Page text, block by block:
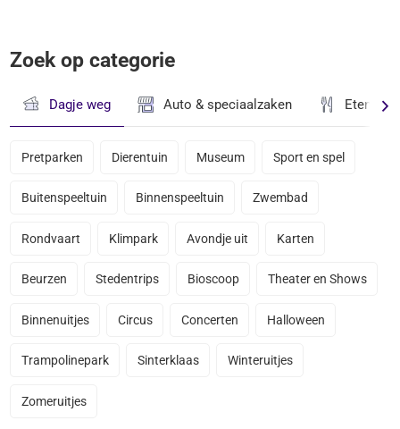
Zoek op categorie
Dagje weg Auto & speciaalzaken Eten &
Pretparken Dierentuin Museum Sport en spel
Buitenspeeltuin Binnenspeeltuin Zwembad
Rondvaart Klimpark Avondje uit Karten
Beurzen Stedentrips Bioscoop Theater en Shows
Binnenuitjes Circus Concerten Halloween
Trampolinepark Sinterklaas Winteruitjes
Zomeruitjes